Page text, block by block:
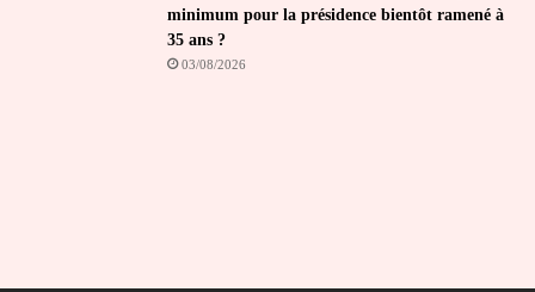
minimum pour la présidence bientôt ramené à
35 ans ?
03/08/2026